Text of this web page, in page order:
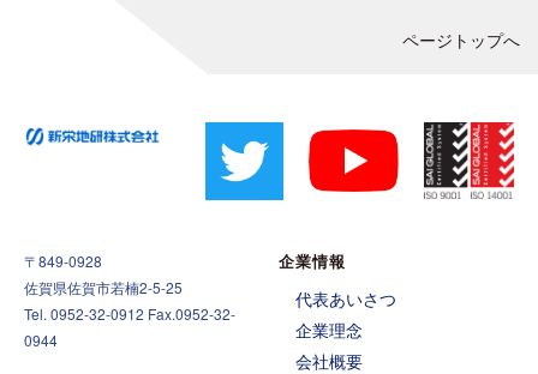
ページトップへ
〒849-0928
佐賀県佐賀市若楠2-5-25
Tel. 0952-32-0912 Fax.0952-32-
0944
企業情報
代表あいさつ
企業理念
会社概要